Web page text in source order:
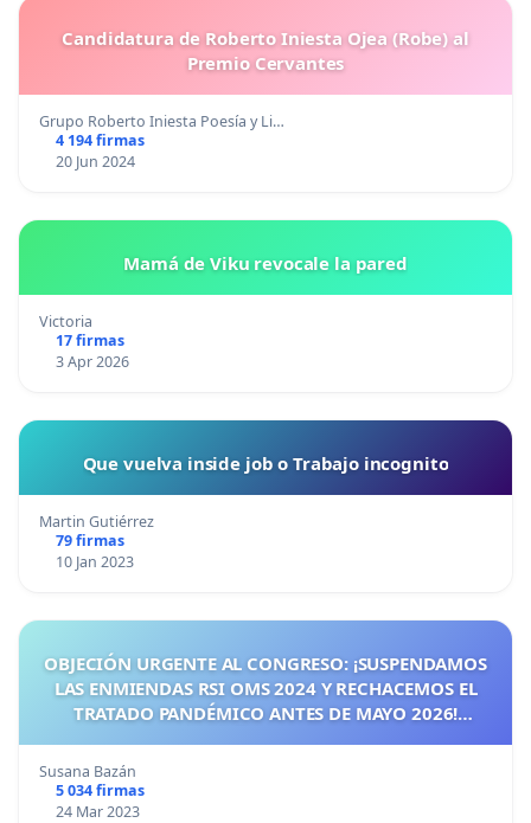
Candidatura de Roberto Iniesta Ojea (Robe) al
Premio Cervantes
Grupo Roberto Iniesta Poesía y Li…
4 194 firmas
20 Jun 2024
Mamá de Viku revocale la pared
Victoria
17 firmas
3 Apr 2026
Que vuelva inside job o Trabajo incognito
Martin Gutiérrez
79 firmas
10 Jan 2023
OBJECIÓN URGENTE AL CONGRESO: ¡SUSPENDAMOS
LAS ENMIENDAS RSI OMS 2024 Y RECHACEMOS EL
TRATADO PANDÉMICO ANTES DE MAYO 2026!
Susana Bazán
5 034 firmas
24 Mar 2023